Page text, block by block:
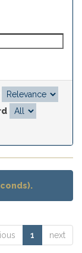
1 next